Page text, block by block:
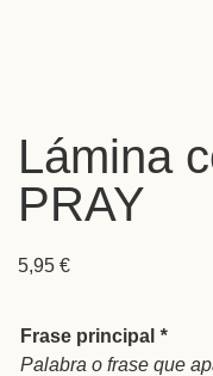
Lámina
PRAY
5,95 €
Frase principal *
Palabra o frase que